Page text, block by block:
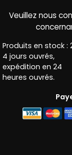
Veuillez nous
Produits en stock :
4 jours ouvrés,
expédition en 24
heures ouvrés.